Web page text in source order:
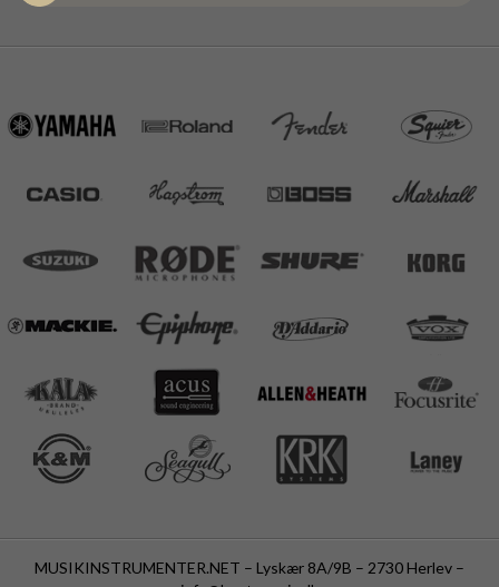
MUSIKINSTRUMENTER.NET – Lyskær 8A/9B – 2730 Herlev –